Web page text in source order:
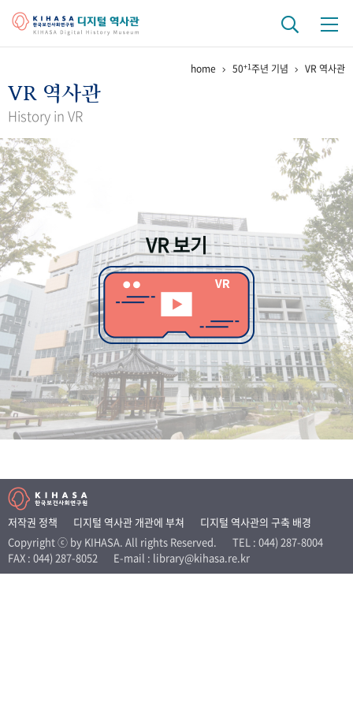
걸어온 길 기관 변천사
연구 역사
정책과 연구
간행물 변천사
기록물 아카이브
사진 아카이브 문서 기록물 행정박물 영상 기록물
50 주년 기념
성과 50선 숫자로 보는 50년 50 +1주년 광장
세계와 함께 한 KIHASA
VR 역사관
home 50+1주년 기념 VR 역사관
VR 역사관
History in VR
VR 보기
저작권 정책 디지털 역사관 개관에 부쳐
디지털 역사관의 구축 배경
Copyright ⓒ by KIHASA. All rights Reserved.
TEL : 044) 287-8004
FAX : 044) 287-8052
E-mail : library@kihasa.re.kr